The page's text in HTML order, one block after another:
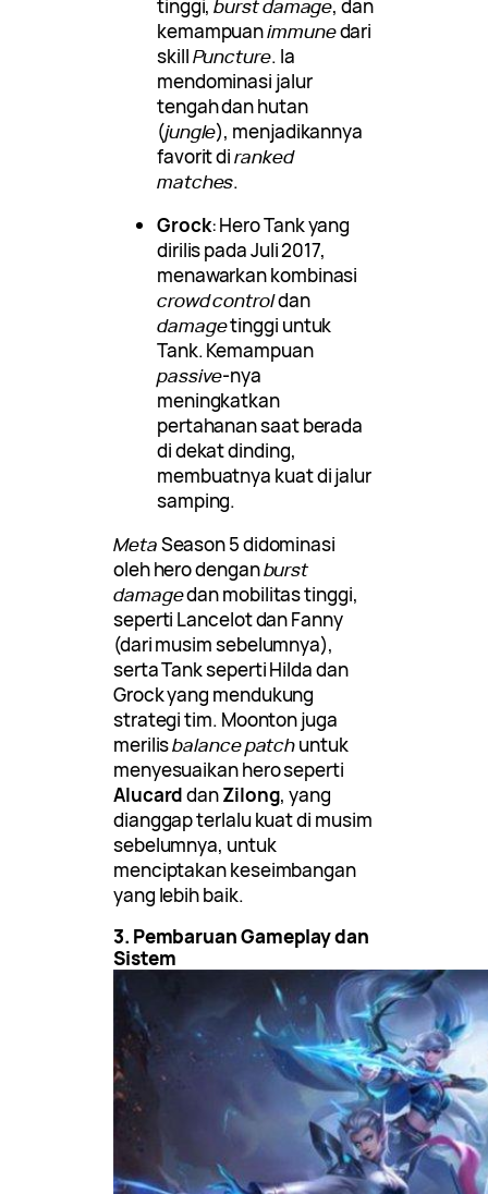
tinggi,burst damage, dan
kemampuanimmunedari
skillPuncture. Ia
mendominasi jalur
tengah dan hutan
(jungle), menjadikannya
favorit diranked
matches.
Grock: Hero Tank yang
dirilis pada Juli 2017,
menawarkan kombinasi
crowd controldan
damagetinggi untuk
Tank. Kemampuan
passive-nya
meningkatkan
pertahanan saat berada
di dekat dinding,
membuatnya kuat di jalur
samping.
MetaSeason 5 didominasi
oleh hero denganburst
damagedan mobilitas tinggi,
seperti Lancelot dan Fanny
(dari musim sebelumnya),
serta Tank seperti Hilda dan
Grock yang mendukung
strategi tim. Moonton juga
merilisbalance patchuntuk
menyesuaikan hero seperti
AlucarddanZilong, yang
dianggap terlalu kuat di musim
sebelumnya, untuk
menciptakan keseimbangan
yang lebih baik.
3. Pembaruan Gameplay dan
Sistem